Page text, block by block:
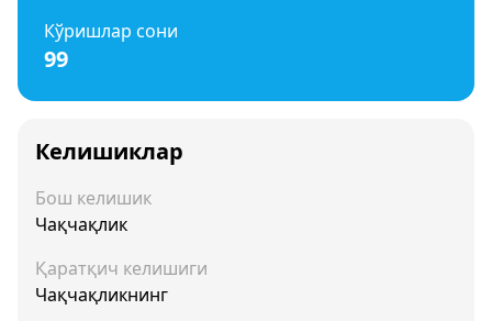
Кўришлар сони
99
Келишиклар
Бош келишик
Чақчақлик
Қаратқич келишиги
Чақчақликнинг